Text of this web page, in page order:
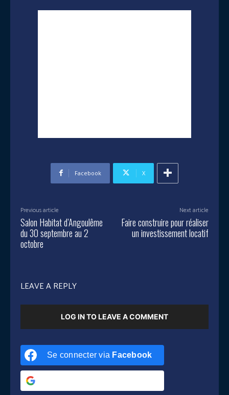
Facebook X
Previous article
Salon Habitat d’Angoulême
du 30 septembre au 2
octobre
Next article
Faire construire pour réaliser
un investissement locatif
LEAVE A REPLY
LOG IN TO LEAVE A COMMENT
Se connecter via Facebook